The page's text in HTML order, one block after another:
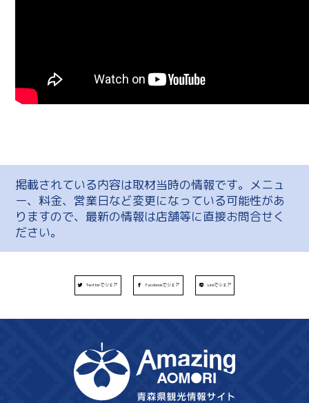
掲載されている内容は取材当時の情報です。メニュ
ー、料金、営業日など変更になっている可能性があ
りますので、最新の情報は店舗等に直接お問合せく
ださい。
Twitterでシェア Facebookでシェア Lineでシェア